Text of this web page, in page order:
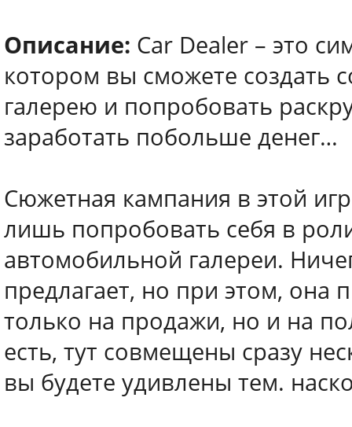
Описание: Car Dealer – это
котором вы сможете создать
галерею и попробовать
заработать побольше денег…
Сюжетная кампания в этой
лишь попробовать себя в
автомобильной галереи.
предлагает, но при этом, она
только на продажи, но и на
есть, тут совмещены сразу
вы будете удивлены тем.